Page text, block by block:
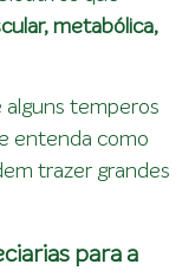
metabólica,
alguns temperos
entenda como
trazer grandes
para a